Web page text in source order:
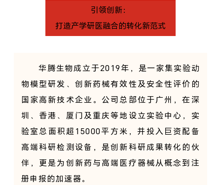
引领创新：
打造产学研医融合的转化新范式
华腾生物成立于2019年，是一家集实验动
物模型研发、创新药械有效性及安全性评价的
国家高新技术企业。公司总部位于广州，在深
圳、香港、厦门及重庆等地设立实验中心，实
验室总面积超15000平方米，并投入巨资配备
高端科研检测设备，是创新科研成果转化的伙
伴，更是为创新药与高端医疗器械从概念到注
册申报的加速器。